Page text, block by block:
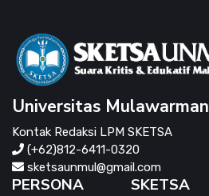
Universitas Mulawarman
Kontak Redaksi LPM SKETSA
(+62)812-6411-0320
sketsaunmul@gmail.com
PERSONA SKETSA